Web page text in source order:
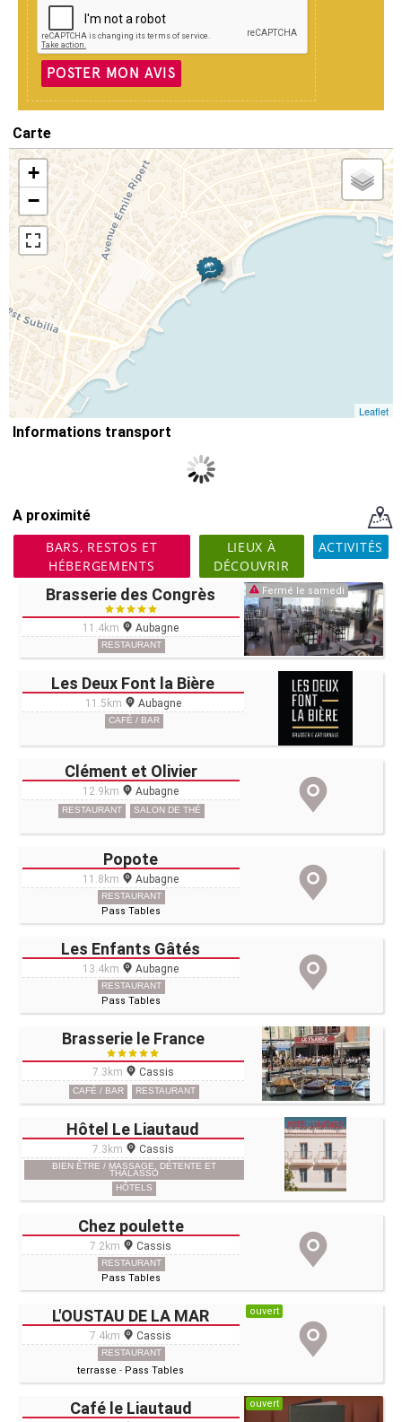
POSTER MON AVIS
Carte
+
−
Leaflet
Informations transport
A proximité
BARS, RESTOS ET
HÉBERGEMENTS
LIEUX À
DÉCOUVRIR
ACTIVITÉS
Brasserie des Congrès
11.4km Aubagne
RESTAURANT
Fermé le samedi
Les Deux Font la Bière
11.5km Aubagne
CAFÉ / BAR
Clément et Olivier
12.9km Aubagne
RESTAURANT SALON DE THÉ
Popote
11.8km Aubagne
RESTAURANT
Pass Tables
Les Enfants Gâtés
13.4km Aubagne
RESTAURANT
Pass Tables
Brasserie le France
7.3km Cassis
CAFÉ / BAR RESTAURANT
Hôtel Le Liautaud
7.3km Cassis
BIEN ÊTRE / MASSAGE, DÉTENTE ET
THALASSO
HÔTELS
Chez poulette
7.2km Cassis
RESTAURANT
Pass Tables
L'OUSTAU DE LA MAR
7.4km Cassis
RESTAURANT
terrasse - Pass Tables
ouvert
Café le Liautaud ouvert